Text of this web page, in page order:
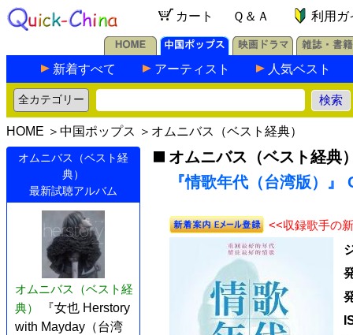
カート Ｑ＆Ａ 利用ガ
新着すべて アーティスト 人気ベスト
HOME ＞ 中国ポップス ＞ オムニバス（ベスト経典）
オムニバス（ベスト経
典）
最新試聴アルバム
オムニバス（ベスト経
典）
『女也 Herstory
with Mayday（台湾
オムニバス（ベスト経典
『情歌年代（台湾版）』
<<収録歌手の